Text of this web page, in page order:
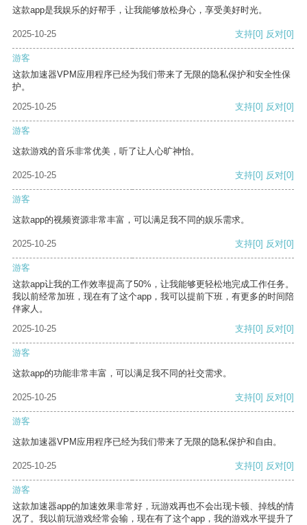
这款app是我娱乐的好帮手，让我能够放松身心，享受美好时光。
2025-10-25 支持[0] 反对[0]
游客
这款加速器VPM应用程序已经为我们带来了无限的隐私保护和安全性保
护。
2025-10-25
支持[0] 反对[0]
游客
这款游戏的音乐非常优美，听了让人心旷神怡。
2025-10-25 支持[0] 反对[0]
游客
这款app的视频资源非常丰富，可以满足我不同的娱乐需求。
2025-10-25 支持[0] 反对[0]
游客
这款app让我的工作效率提高了50%，让我能够更轻松地完成工作任务。
我以前经常加班，现在有了这个app，我可以提前下班，有更多的时间陪
伴家人。
2025-10-25
支持[0] 反对[0]
游客
这款app的功能非常丰富，可以满足我不同的社交需求。
2025-10-25 支持[0] 反对[0]
游客
这款加速器VPM应用程序已经为我们带来了无限的隐私保护和自由。
2025-10-25 支持[0] 反对[0]
游客
这款加速器app的加速效果非常好，玩游戏再也不会出现卡顿、掉线的情
况了。我以前玩游戏经常会输，现在有了这个app，我的游戏水平提升了